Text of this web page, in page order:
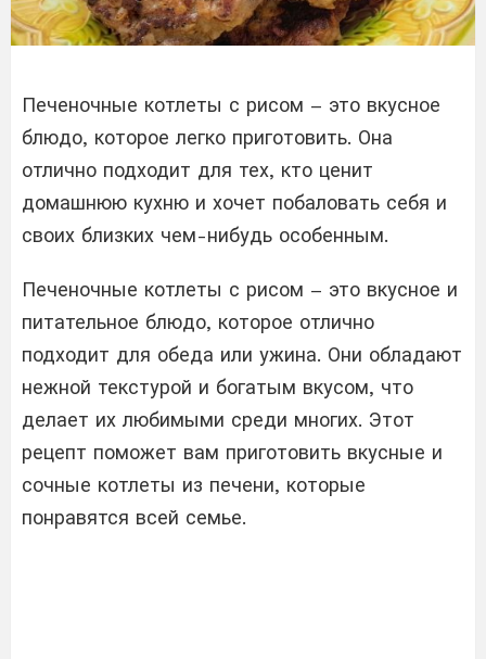
Печеночные котлеты с рисом – это вкусное
блюдо, которое легко приготовить. Она
отлично подходит для тех, кто ценит
домашнюю кухню и хочет побаловать себя и
своих близких чем-нибудь особенным.
Печеночные котлеты с рисом – это вкусное и
питательное блюдо, которое отлично
подходит для обеда или ужина. Они обладают
нежной текстурой и богатым вкусом, что
делает их любимыми среди многих. Этот
рецепт поможет вам приготовить вкусные и
сочные котлеты из печени, которые
понравятся всей семье.